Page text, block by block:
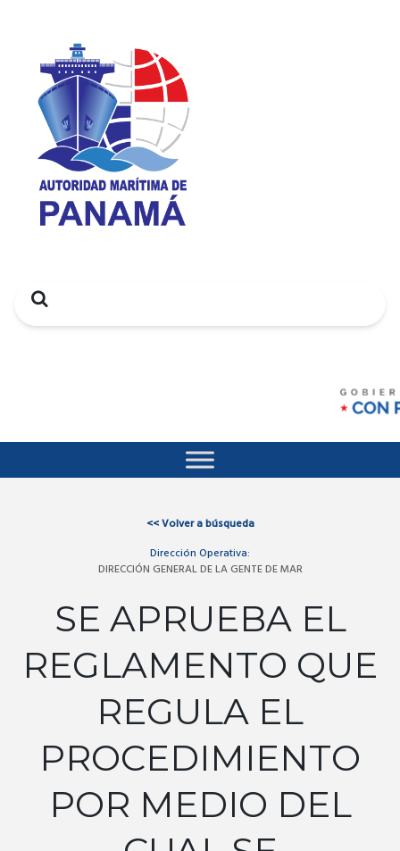
Search
<<Volver a búsqueda
Dirección Operativa:
DIRECCIÓN GENERAL DE LA GENTE DE MAR
SE APRUEBA EL
REGLAMENTO QUE
REGULA EL
PROCEDIMIENTO
POR MEDIO DEL